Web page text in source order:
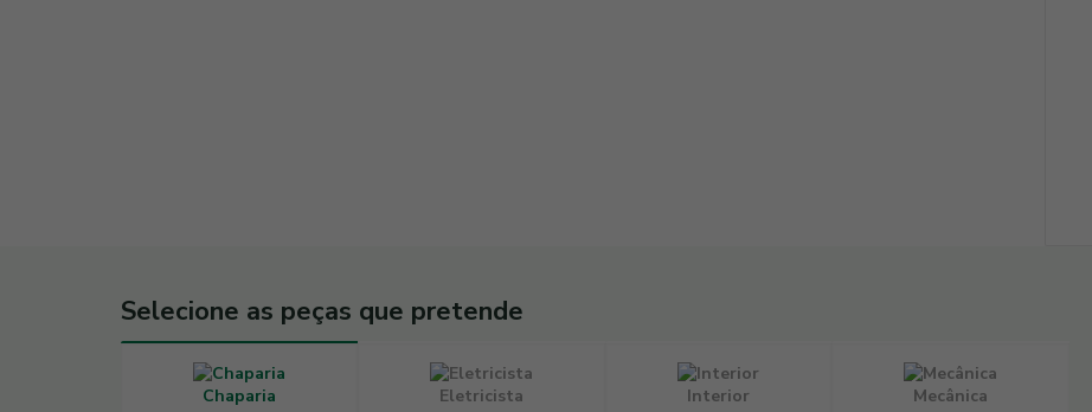
Selecione as peças que pretende
Chaparia Eletricista Interior Mecânica